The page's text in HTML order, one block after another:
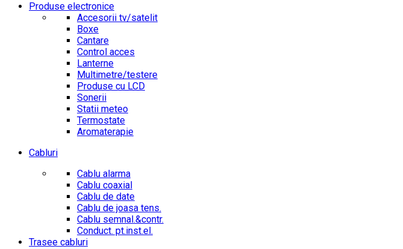
Produse electronice
Accesorii tv/satelit
Boxe
Cantare
Control acces
Lanterne
Multimetre/testere
Produse cu LCD
Sonerii
Statii meteo
Termostate
Aromaterapie
Cabluri
Cablu alarma
Cablu coaxial
Cablu de date
Cablu de joasa tens.
Cablu semnal.&contr.
Conduct. pt.inst.el.
Trasee cabluri